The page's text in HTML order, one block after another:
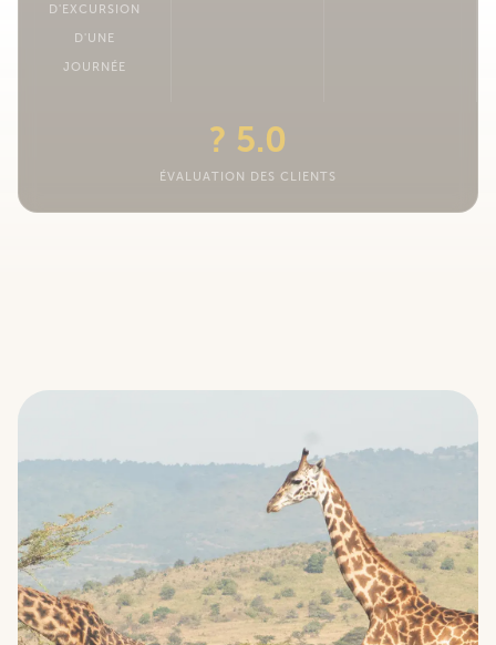
D'EXCURSION
D'UNE
JOURNÉE
? 5.0
ÉVALUATION DES CLIENTS